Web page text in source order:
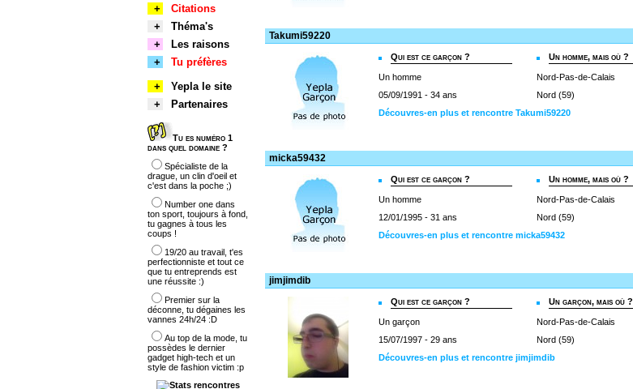
Takumi59220
Qui est ce garçon ?
Un homme
05/09/1991 - 34 ans
Un homme, mais où ?
Nord-Pas-de-Calais
Nord (59)
Découvres-en plus et rencontre Takumi59220
micka59432
Qui est ce garçon ?
Un homme
12/01/1995 - 31 ans
Un homme, mais où ?
Nord-Pas-de-Calais
Nord (59)
Découvres-en plus et rencontre micka59432
jimjimdib
Qui est ce garçon ?
Un garçon
15/07/1997 - 29 ans
Un garçon, mais où ?
Nord-Pas-de-Calais
Nord (59)
Découvres-en plus et rencontre jimjimdib
+
Citations
+
Théma's
+
Les raisons
+
Tu préfères
+
Yepla le site
+
Partenaires
Tu es numéro 1
dans quel domaine ?
Spécialiste de la
drague, un clin d'oeil et
c'est dans la poche ;)
Number one dans
ton sport, toujours à fond,
tu gagnes à tous les
coups !
19/20 au travail, t'es
perfectionniste et tout ce
que tu entreprends est
une réussite :)
Premier sur la
déconne, tu dégaines les
vannes 24h/24 :D
Au top de la mode, tu
possèdes le dernier
gadget high-tech et un
style de fashion victim :p